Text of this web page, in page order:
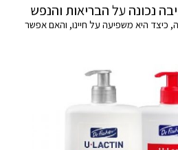
נכונה על הבריאות והנפש
כיצד היא משפיעה על חיינו, והאם אפשר